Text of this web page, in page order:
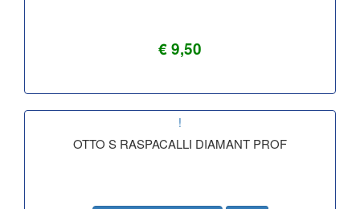
€ 9,50
!
OTTO S RASPACALLI DIAMANT PROF